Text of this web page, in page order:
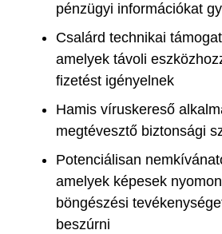
pénzügyi információkat
Csalárd technikai
amelyek távoli
fizetést igényelnek
Hamis víruskereső
megtévesztő biztonsági
Potenciálisan
amelyek képesek
böngészési
beszúrni